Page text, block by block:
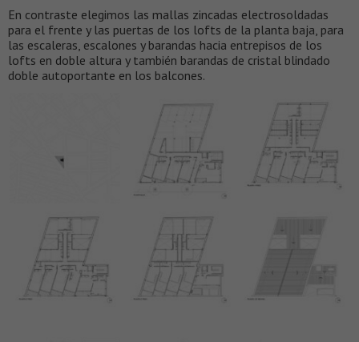
En contraste elegimos las mallas zincadas electrosoldadas
para el frente y las puertas de los lofts de la planta baja, para
las escaleras, escalones y barandas hacia entrepisos de los
lofts en doble altura y también barandas de cristal blindado
doble autoportante en los balcones.